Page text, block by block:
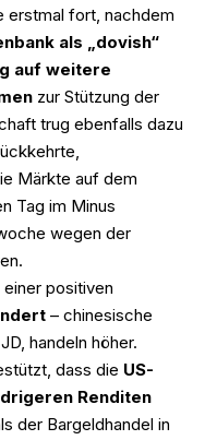
erstmal fort, nachdem
als „dovish“
auf weitere
zur Stützung der
trug ebenfalls dazu
Märkte auf dem
Tag im Minus
wegen der
positiven
– chinesische
handeln höher.
dass die US-
Renditen
der Bargeldhandel in